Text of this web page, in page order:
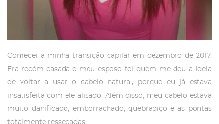
Comecei a minha transição capilar em dezembro de 2017.
Era recém casada e meu esposo foi quem me deu a ideia
de voltar a usar o cabelo natural, porque eu já estava
insatisfeita com ele alisado. Além disso, meu cabelo estava
muito danificado, emborrachado, quebradiço e as pontas
totalmente ressecadas.